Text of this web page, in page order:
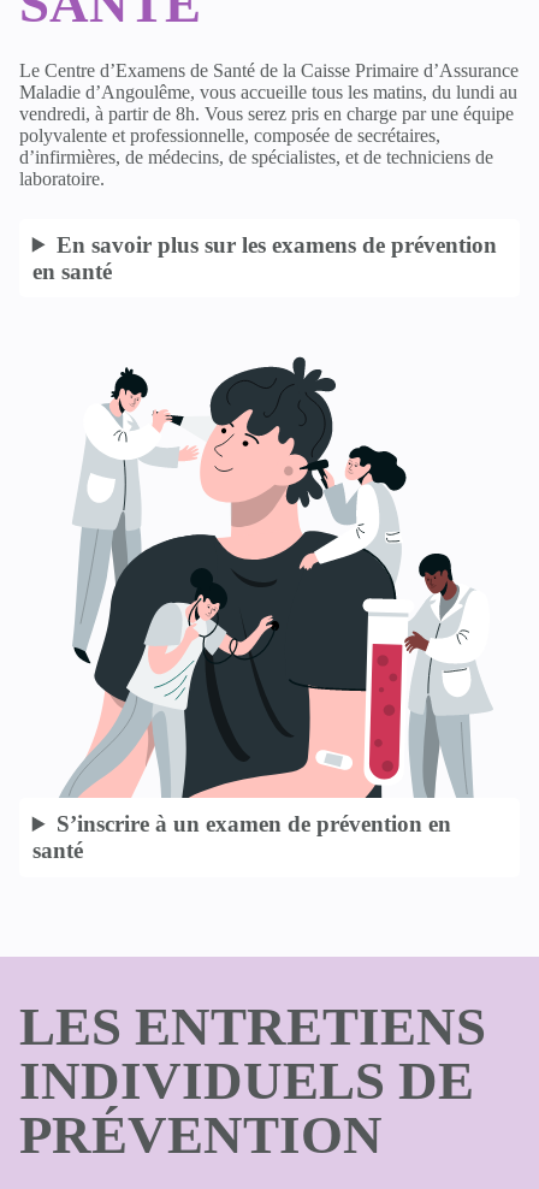
Le Centre d’Examens de Santé de la Caisse Primaire d’Assurance
Maladie d’Angoulême, vous accueille tous les matins, du lundi au
vendredi, à partir de 8h. Vous serez pris en charge par une équipe
polyvalente et professionnelle, composée de secrétaires,
d’infirmières, de médecins, de spécialistes, et de techniciens de
laboratoire.
En savoir plus sur les examens de prévention
en santé
S’inscrire à un examen de prévention en
santé
LES ENTRETIENS
INDIVIDUELS DE
PRÉVENTION